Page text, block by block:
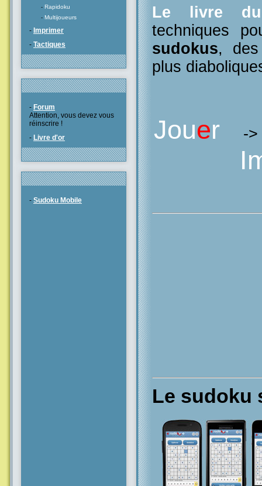
- Rapidoku
- Multijoueurs
- Imprimer
- Tactiques
- Forum
Attention, vous devez vous
réinscrire !
- Livre d'or
- Sudoku Mobile
Le livre du
techniques
sudokus,
plus
Jouer -
Le sudoku